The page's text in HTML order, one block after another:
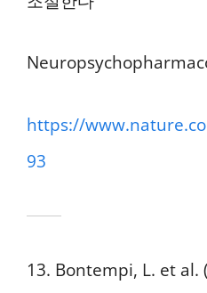
https://
93
13. Bontempi, L. et al.